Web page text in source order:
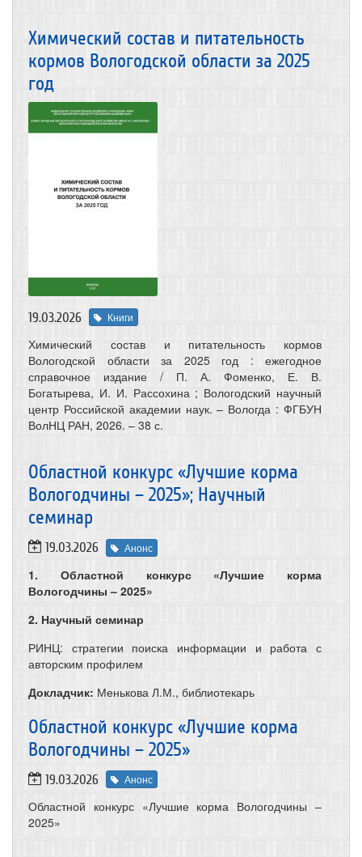
Химический состав и питательность
кормов Вологодской области за 2025
год
19.03.2026 Книги
Химический состав и питательность кормов
Вологодской области за 2025 год : ежегодное
справочное издание / П. А. Фоменко, Е. В.
Богатырева, И. И. Рассохина ; Вологодский научный
центр Российской академии наук. – Вологда : ФГБУН
ВолНЦ РАН, 2026. – 38 с.
​Областной конкурс «Лучшие корма
Вологодчины – 2025»; Научный
семинар
19.03.2026 Анонс
1. Областной конкурс «Лучшие корма
Вологодчины – 2025»
2. Научный семинар
РИНЦ: стратегии поиска информации и работа с
авторским профилем
Докладчик: Менькова Л.М., библиотекарь
Областной конкурс «Лучшие корма
Вологодчины – 2025»
19.03.2026 Анонс
Областной конкурс «Лучшие корма Вологодчины –
2025»